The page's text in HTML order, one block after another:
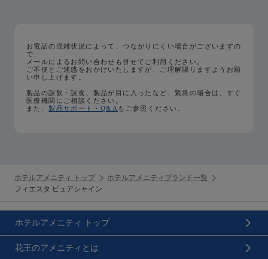
お電話の混雑状況によって、つながりにくい場合がございますの
で、
メールによるお問い合わせも併せてご利用ください。
ご不便とご迷惑をおかけいたしますが、ご理解賜りますようお願
い申し上げます。
製品の誤飲・誤食、製品が目に入ったなど、緊急の場合は、すぐ
医療機関にご相談ください。
また、製品サポート・Q&A もご参照ください。
ホテルアメニティ トップ
ホテルアメニティブランド一覧
フィエスタ ピュアシャイン
ホテルアメニティ トップ
花王のアメニティとは